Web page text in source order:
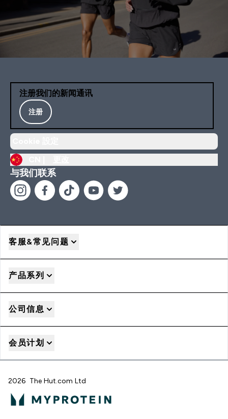
注册我们的新闻通讯
注册
与我们联系
客服&常见问题
产品系列
公司信息
会员计划
2026 The Hut.com Ltd